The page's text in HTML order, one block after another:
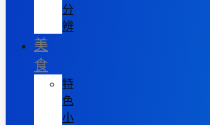
分
辨
美
食
特
色
小